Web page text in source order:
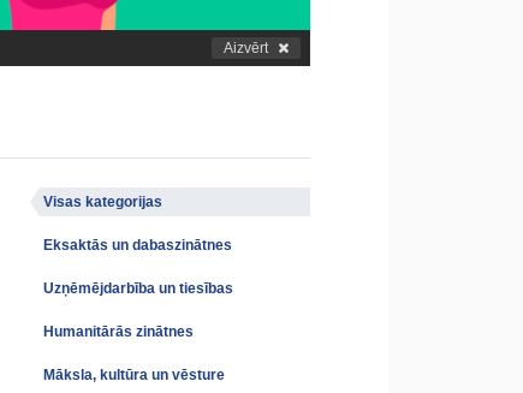
Aizvērt
Visas kategorijas
Eksaktās un dabaszinātnes
Uzņēmējdarbība un tiesības
Humanitārās zinātnes
Māksla, kultūra un vēsture